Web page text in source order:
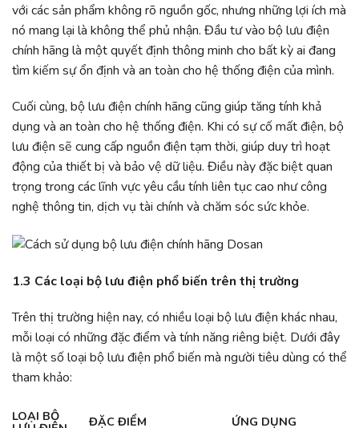
với các sản phẩm không rõ nguồn gốc, nhưng những lợi ích mà
nó mang lại là không thể phủ nhận. Đầu tư vào bộ lưu điện
chính hãng là một quyết định thông minh cho bất kỳ ai đang
tìm kiếm sự ổn định và an toàn cho hệ thống điện của mình.
Cuối cùng, bộ lưu điện chính hãng cũng giúp tăng tính khả
dụng và an toàn cho hệ thống điện. Khi có sự cố mất điện, bộ
lưu điện sẽ cung cấp nguồn điện tạm thời, giúp duy trì hoạt
động của thiết bị và bảo vệ dữ liệu. Điều này đặc biệt quan
trọng trong các lĩnh vực yêu cầu tính liên tục cao như công
nghệ thông tin, dịch vụ tài chính và chăm sóc sức khỏe.
1.3 Các loại bộ lưu điện phổ biến trên thị trường
Trên thị trường hiện nay, có nhiều loại bộ lưu điện khác nhau,
mỗi loại có những đặc điểm và tính năng riêng biệt. Dưới đây
là một số loại bộ lưu điện phổ biến mà người tiêu dùng có thể
tham khảo:
LOẠI BỘ ĐẶC ĐIỂM ỨNG DỤNG